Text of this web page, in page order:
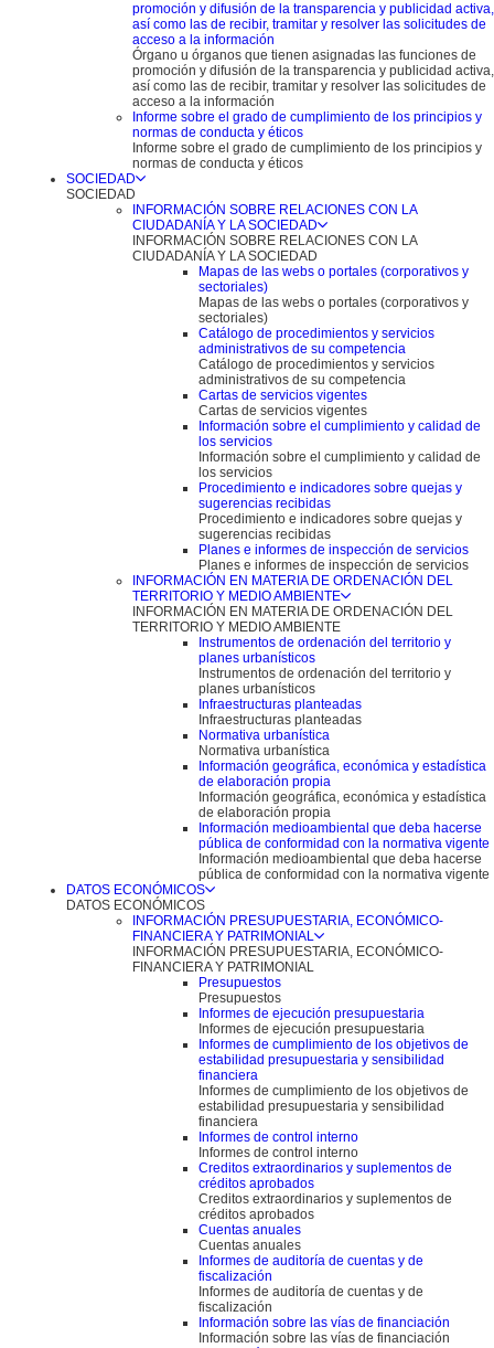
promoción y difusión de la transparencia y publicidad activa,
así como las de recibir, tramitar y resolver las solicitudes de
acceso a la información
Órgano u órganos que tienen asignadas las funciones de
promoción y difusión de la transparencia y publicidad activa,
así como las de recibir, tramitar y resolver las solicitudes de
acceso a la información
Informe sobre el grado de cumplimiento de los principios y
normas de conducta y éticos
Informe sobre el grado de cumplimiento de los principios y
normas de conducta y éticos
SOCIEDAD
SOCIEDAD
INFORMACIÓN SOBRE RELACIONES CON LA
CIUDADANÍA Y LA SOCIEDAD
INFORMACIÓN SOBRE RELACIONES CON LA
CIUDADANÍA Y LA SOCIEDAD
Mapas de las webs o portales (corporativos y
sectoriales)
Mapas de las webs o portales (corporativos y
sectoriales)
Catálogo de procedimientos y servicios
administrativos de su competencia
Catálogo de procedimientos y servicios
administrativos de su competencia
Cartas de servicios vigentes
Cartas de servicios vigentes
Información sobre el cumplimiento y calidad de
los servicios
Información sobre el cumplimiento y calidad de
los servicios
Procedimiento e indicadores sobre quejas y
sugerencias recibidas
Procedimiento e indicadores sobre quejas y
sugerencias recibidas
Planes e informes de inspección de servicios
Planes e informes de inspección de servicios
INFORMACIÓN EN MATERIA DE ORDENACIÓN DEL
TERRITORIO Y MEDIO AMBIENTE
INFORMACIÓN EN MATERIA DE ORDENACIÓN DEL
TERRITORIO Y MEDIO AMBIENTE
Instrumentos de ordenación del territorio y
planes urbanísticos
Instrumentos de ordenación del territorio y
planes urbanísticos
Infraestructuras planteadas
Infraestructuras planteadas
Normativa urbanística
Normativa urbanística
Información geográfica, económica y estadística
de elaboración propia
Información geográfica, económica y estadística
de elaboración propia
Información medioambiental que deba hacerse
pública de conformidad con la normativa vigente
Información medioambiental que deba hacerse
pública de conformidad con la normativa vigente
DATOS ECONÓMICOS
DATOS ECONÓMICOS
INFORMACIÓN PRESUPUESTARIA, ECONÓMICO-
FINANCIERA Y PATRIMONIAL
INFORMACIÓN PRESUPUESTARIA, ECONÓMICO-
FINANCIERA Y PATRIMONIAL
Presupuestos
Presupuestos
Informes de ejecución presupuestaria
Informes de ejecución presupuestaria
Informes de cumplimiento de los objetivos de
estabilidad presupuestaria y sensibilidad
financiera
Informes de cumplimiento de los objetivos de
estabilidad presupuestaria y sensibilidad
financiera
Informes de control interno
Informes de control interno
Creditos extraordinarios y suplementos de
créditos aprobados
Creditos extraordinarios y suplementos de
créditos aprobados
Cuentas anuales
Cuentas anuales
Informes de auditoría de cuentas y de
fiscalización
Informes de auditoría de cuentas y de
fiscalización
Información sobre las vías de financiación
Información sobre las vías de financiación